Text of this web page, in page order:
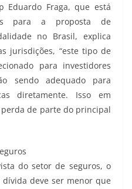
Eduardo Fraga, que está
para a proposta de
no Brasil, explica
jurisdições, “este tipo de
para investidores
sendo adequado para
diretamente. Isso em
de parte do principal
do setor de seguros, o
deve ser menor que